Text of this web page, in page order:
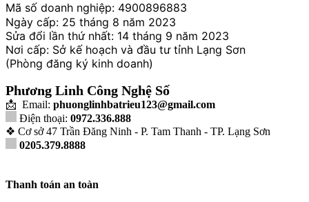
Mã số doanh nghiệp: 4900896883
Ngày cấp: 25 tháng 8 năm 2023
Sửa đổi lần thứ nhất: 14 tháng 9 năm 2023
Nơi cấp: Sở kế hoạch và đầu tư tỉnh Lạng Sơn
(Phòng đăng ký kinh doanh)
Phương Linh Công Nghệ Số
📩 Email: phuonglinhbatrieu123@gmail.com
Điện thoại: 0972.336.888
❖ Cơ sở 47 Trần Đăng Ninh - P. Tam Thanh - TP. Lạng Sơn
0205.379.8888
Thanh toán an toàn